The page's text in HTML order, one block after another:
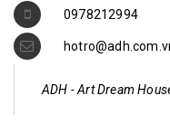
hotro@adh.com.vn